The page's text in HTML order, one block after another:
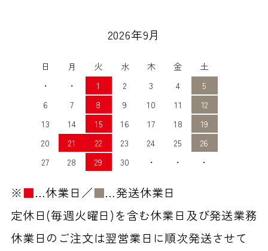
2026年9月
日 月 火 水 木 金
土
・
・ 1 2 3 4
5
6
7 8 9 10 11
12
13
14 15 16 17 18
19
20
21 22 23 24 25
26
27
28 29 30 ・ ・ ・
※■…休業日／■…発送休業日
定休日(毎週火曜日)を含む休業日及び発送業務
休業日のご注文は翌営業日に順次発送させて